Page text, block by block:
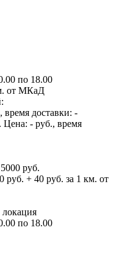
по 18.00
от МКаД
время доставки: -
Цена: - руб., время
руб.
руб. + 40 руб. за 1 км. от
локация
по 18.00